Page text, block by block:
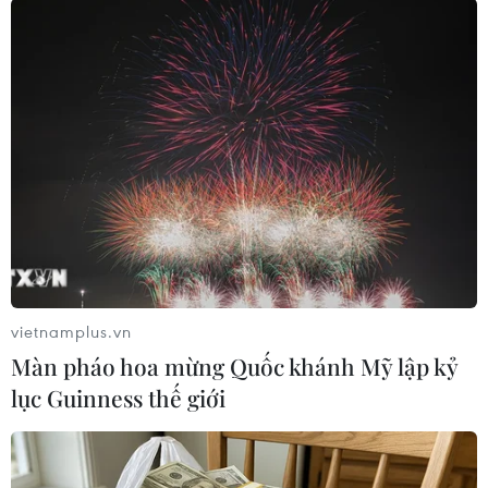
Cảnh sát Đức tiêu diệt nghi phạm vụ
tấn công đám đông tại Berlin
26/07/2026 22:54
Phát hiện cơ chế miễn dịch độc đáo ở
hải quỳ, mở ra hy vọng bảo vệ rạn
Tuổi trẻ TTXVN: Vượt ngàn dốc đá,
tri ân hồn thiêng Hang Đá Sập
26/07/2026 12:14
vietnamplus.vn
Màn pháo hoa mừng Quốc khánh Mỹ lập kỷ
lục Guinness thế giới